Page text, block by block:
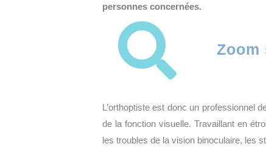
personnes concernées.
 Zoom
L’orthoptiste est donc un professionnel
de la fonction visuelle. Travaillant en
les troubles de la vision binoculaire, les